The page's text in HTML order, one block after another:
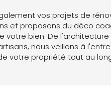
vos projets de
et proposons du déco
votre bien. De l'architecture
nous veillons à
votre propriété tout au